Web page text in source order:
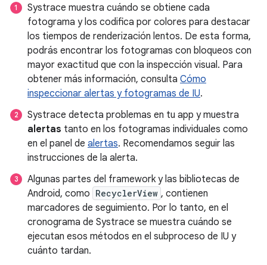
Systrace muestra cuándo se obtiene cada
fotograma y los codifica por colores para destacar
los tiempos de renderización lentos. De esta forma,
podrás encontrar los fotogramas con bloqueos con
mayor exactitud que con la inspección visual. Para
obtener más información, consulta Cómo
inspeccionar alertas y fotogramas de IU.
Systrace detecta problemas en tu app y muestra
alertas tanto en los fotogramas individuales como
en el panel de alertas. Recomendamos seguir las
instrucciones de la alerta.
Algunas partes del framework y las bibliotecas de
Android, como RecyclerView , contienen
marcadores de seguimiento. Por lo tanto, en el
cronograma de Systrace se muestra cuándo se
ejecutan esos métodos en el subproceso de IU y
cuánto tardan.